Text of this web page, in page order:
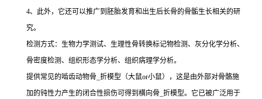
4、此外，它还可以推广到胚胎发育和出生后长骨的骨骺生长相关的研
究。
检测方式：生物力学测试、生理性骨转换标记物检测、灰分化学分析、
骨密度检测、组织形态学分析、组织病理学分析。
提供常见的啮齿动物骨_折模型（大鼠or小鼠），这是由外部对骨骼施
加的钝性力产生的闭合性损伤可得到横向骨_折模型。它已被广泛用于